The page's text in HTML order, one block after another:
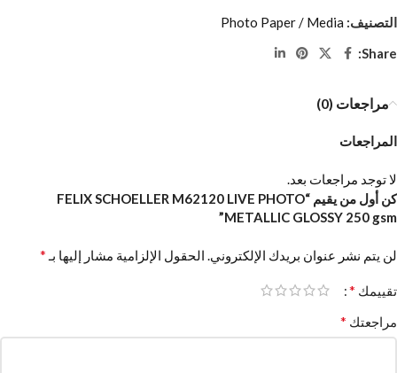
التصنيف: Photo Paper / Media
Share:
مراجعات (0)
المراجعات
لا توجد مراجعات بعد.
كن أول من يقيم “FELIX SCHOELLER M62120 LIVE PHOTO
METALLIC GLOSSY 250 gsm”
لن يتم نشر عنوان بريدك الإلكتروني. الحقول الإلزامية مشار إليها بـ *
تقييمك *
مراجعتك *